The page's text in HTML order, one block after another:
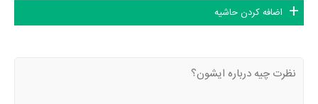
اضافه کردن حاشیه